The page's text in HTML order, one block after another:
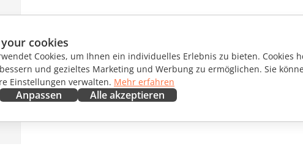
cookies
Cookies, um Ihnen ein individuelles Erlebnis zu bieten. Cookies
und gezieltes Marketing und Werbung zu ermöglichen. Sie
Einstellungen verwalten. Mehr erfahren
Anpassen Alle akzeptieren